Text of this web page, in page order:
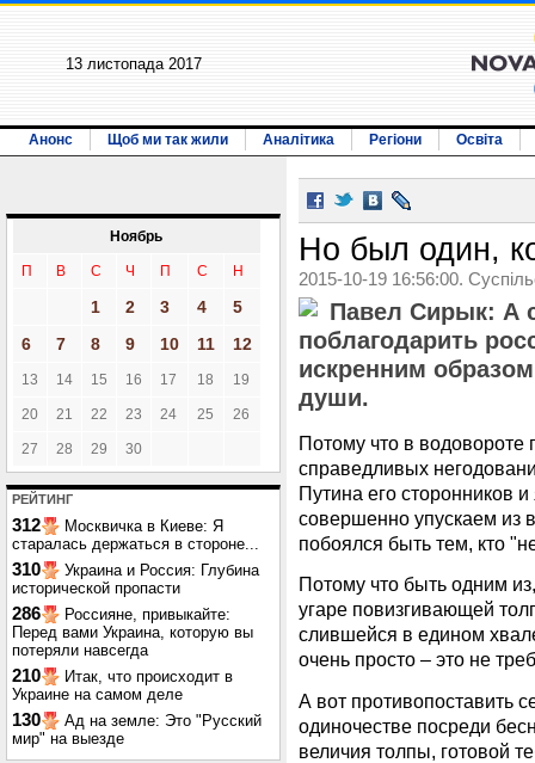
13 листопада 2017
Анонс Щоб ми так жили Аналітика Регіони Освіта
Ноябрь
П В С Ч П С Н
1 2 3 4
5
6
7 8 9 10 11 12
13 14 15 16 17 18 19
20 21 22 23 24 25 26
27 28 29 30
РЕЙТИНГ
312
Москвичка в Киеве: Я
старалась держаться в стороне...
310
Украина и Россия: Глубина
исторической пропасти
286
Россияне, привыкайте:
Перед вами Украина, которую вы
потеряли навсегда
210
Итак, что происходит в
Украине на самом деле
130
Ад на земле: Это "Русский
мир" на выезде
Но был один,
2015-10-19 16:56:00.
Павел Сирык: А
поблагодарить
искренним
души.
Потому что в водовороте
справедливых
Путина его сторонников
совершенно упускаем из
побоялся быть тем, кто
Потому что быть одним
угаре повизгивающей
слившейся в едином
очень просто – это не
А вот противопоставить
одиночестве посреди
величия толпы, готовой